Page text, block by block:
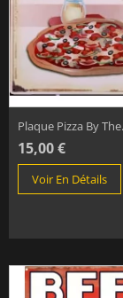
Plaque Pizza By
15,00 €
Voir En Détails